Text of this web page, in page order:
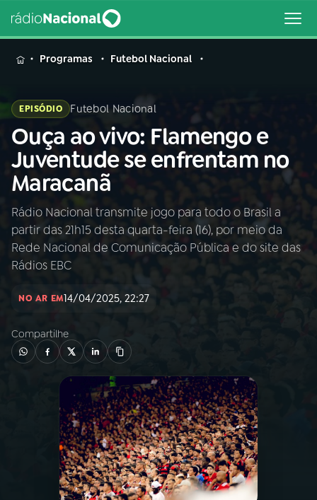
MENU
Buscar
na
Rádio
Nacional
Buscar
AO VIVO
02A RÁDIO
03 PROGRAMAÇÃO
PROGRAMAS
PODCASTS
VIDEOCASTS
Programas Futebol Nacional
EPISÓDIO Futebol Nacional
Ouça ao vivo: Flamengo e
Juventude se enfrentam no
Maracanã
Rádio Nacional transmite jogo para todo o Brasil a
partir das 21h15 desta quarta-feira (16), por meio da
Rede Nacional de Comunicação Pública e do site das
Rádios EBC
NO AR EM14/04/2025, 22:27
Compartilhe